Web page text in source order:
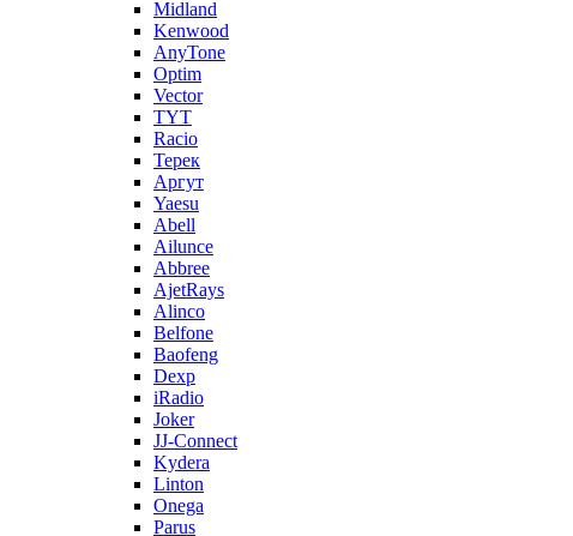
Midland
Kenwood
AnyTone
Optim
Vector
TYT
Racio
Терек
Аргут
Yaesu
Abell
Ailunce
Abbree
AjetRays
Alinco
Belfone
Baofeng
Dexp
iRadio
Joker
JJ-Connect
Kydera
Linton
Onega
Parus